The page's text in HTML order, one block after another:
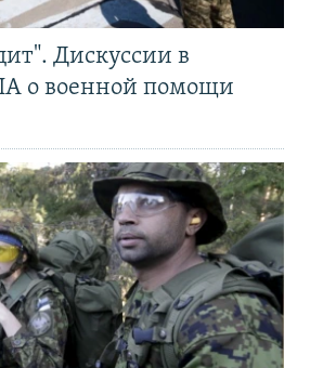
Дискуссии в
о военной помощи